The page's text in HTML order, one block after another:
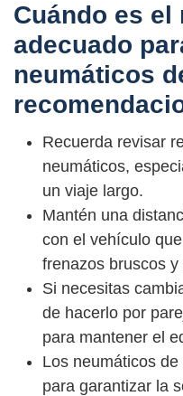
Cuándo es el
adecuado
neumáticos
Recuerda revisar
neumáticos,
un viaje largo.
Mantén una
con el vehículo
frenazos bruscos
Si necesitas
de hacerlo por
para mantener el
Los neumáticos
para garantizar la